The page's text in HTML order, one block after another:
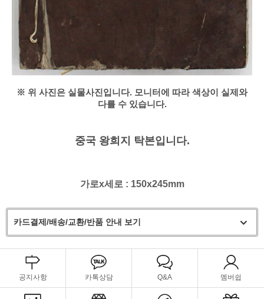
※ 위 사진은 실물사진입니다. 모니터에 따라 색상이 실제와
다를 수 있습니다.
중국 왕희지 탁본입니다.
가로x세로 : 150x245mm
카드결제/배송/교환/반품 안내 보기
공지사항 카톡상담 Q&A 멤버쉽